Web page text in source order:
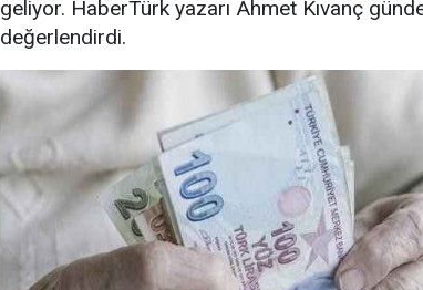
geliyor. HaberTürk yazarı Ahmet Kıvanç
değerlendirdi.